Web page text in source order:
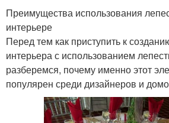
Преимущества использования
интерьере
Перед тем как приступить к
интерьера с использованием
разберемся, почему именно этот
популярен среди дизайнеров и